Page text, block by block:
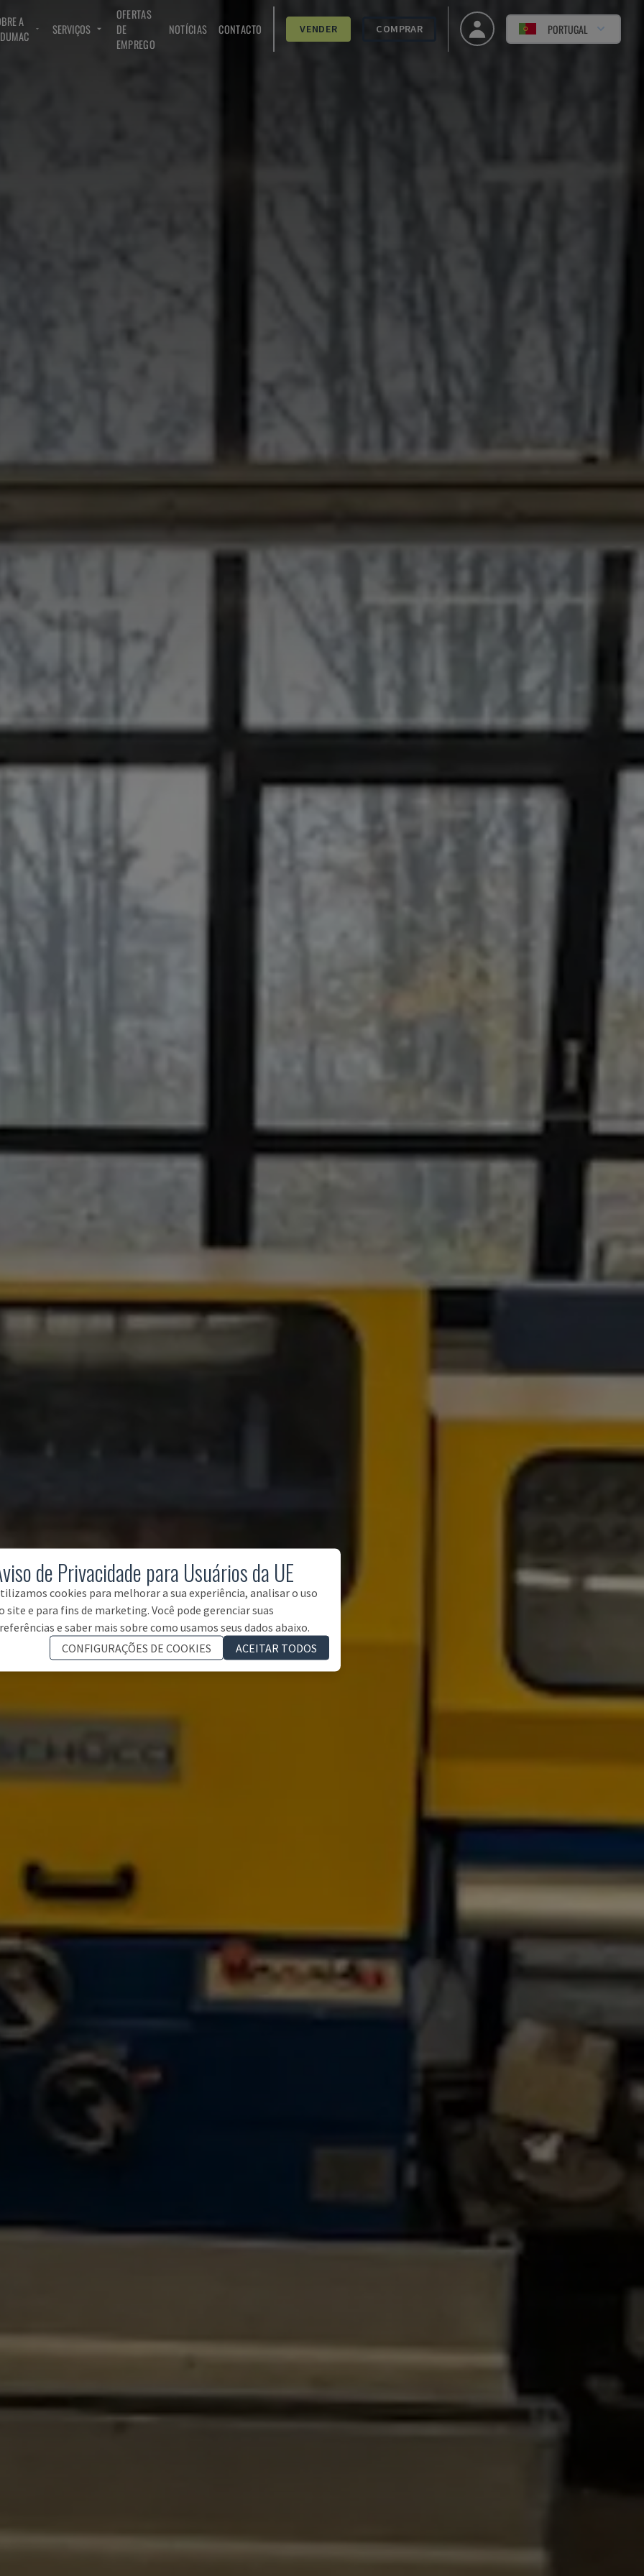
A
SERVIÇOS
OFERTAS
DE
EMPREGO
NOTÍCIAS CONTACTO VENDER COMPRAR PORTUGAL
de Privacidade para Usuários da UE
cookies para melhorar a sua experiência, analisar o uso
site e para fins de marketing. Você pode gerenciar suas
e saber mais sobre como usamos seus dados abaixo.
CONFIGURAÇÕES DE COOKIES
ACEITAR TODOS